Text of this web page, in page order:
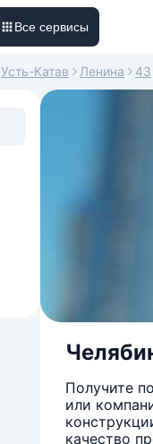
Все сервисы
Усть-Катав Ленина 43
Получите
или
качество